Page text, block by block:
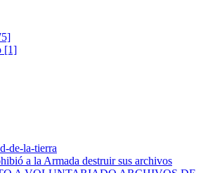
[1]
de-la-tierra
a la Armada destruir sus archivos